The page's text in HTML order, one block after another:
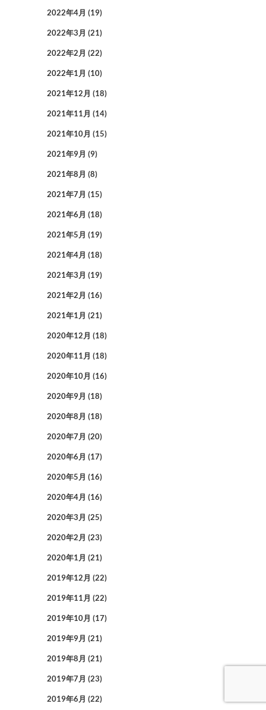
2022年4月 (19)
2022年3月 (21)
2022年2月 (22)
2022年1月 (10)
2021年12月 (18)
2021年11月 (14)
2021年10月 (15)
2021年9月 (9)
2021年8月 (8)
2021年7月 (15)
2021年6月 (18)
2021年5月 (19)
2021年4月 (18)
2021年3月 (19)
2021年2月 (16)
2021年1月 (21)
2020年12月 (18)
2020年11月 (18)
2020年10月 (16)
2020年9月 (18)
2020年8月 (18)
2020年7月 (20)
2020年6月 (17)
2020年5月 (16)
2020年4月 (16)
2020年3月 (25)
2020年2月 (23)
2020年1月 (21)
2019年12月 (22)
2019年11月 (22)
2019年10月 (17)
2019年9月 (21)
2019年8月 (21)
2019年7月 (23)
2019年6月 (22)